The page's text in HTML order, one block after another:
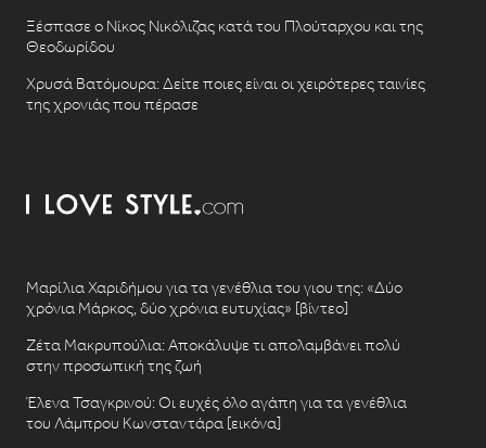
Ξέσπασε ο Νίκος Νικόλιζας κατά του Πλούταρχου και της
Θεοδωρίδου
Χρυσά Βατόμουρα: Δείτε ποιες είναι οι χειρότερες ταινίες
της χρονιάς που πέρασε
Μαρίλια Χαριδήμου για τα γενέθλια του γιου της: «Δύο
χρόνια Μάρκος, δύο χρόνια ευτυχίας» [βίντεο]
Ζέτα Μακρυπούλια: Αποκάλυψε τι απολαμβάνει πολύ
στην προσωπική της ζωή
Έλενα Τσαγκρινού: Οι ευχές όλο αγάπη για τα γενέθλια
του Λάμπρου Κωνσταντάρα [εικόνα]